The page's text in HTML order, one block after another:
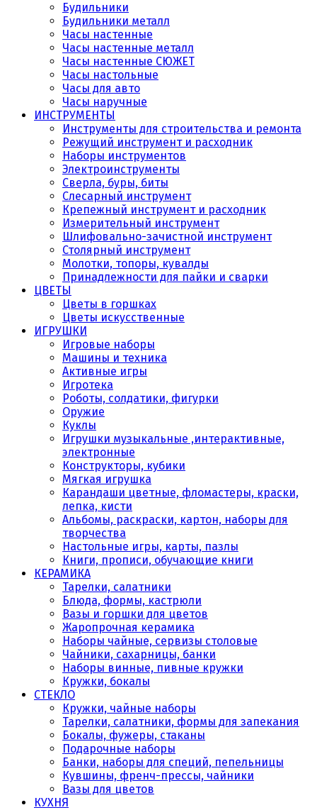
Будильники
Будильники металл
Часы настенные
Часы настенные металл
Часы настенные СЮЖЕТ
Часы настольные
Часы для авто
Часы наручные
ИНСТРУМЕНТЫ
Инструменты для строительства и ремонта
Режущий инструмент и расходник
Наборы инструментов
Электроинструменты
Сверла, буры, биты
Слесарный инструмент
Крепежный инструмент и расходник
Измерительный инструмент
Шлифовально-зачистной инструмент
Столярный инструмент
Молотки, топоры, кувалды
Принадлежности для пайки и сварки
ЦВЕТЫ
Цветы в горшках
Цветы искусственные
ИГРУШКИ
Игровые наборы
Машины и техника
Активные игры
Игротека
Роботы, солдатики, фигурки
Оружие
Куклы
Игрушки музыкальные ,интерактивные,
электронные
Конструкторы, кубики
Мягкая игрушка
Карандаши цветные, фломастеры, краски,
лепка, кисти
Альбомы, раскраски, картон, наборы для
творчества
Настольные игры, карты, пазлы
Книги, прописи, обучающие книги
КЕРАМИКА
Тарелки, салатники
Блюда, формы, кастрюли
Вазы и горшки для цветов
Жаропрочная керамика
Наборы чайные, сервизы столовые
Чайники, сахарницы, банки
Наборы винные, пивные кружки
Кружки, бокалы
СТЕКЛО
Кружки, чайные наборы
Тарелки, салатники, формы для запекания
Бокалы, фужеры, стаканы
Подарочные наборы
Банки, наборы для специй, пепельницы
Кувшины, френч-прессы, чайники
Вазы для цветов
КУХНЯ